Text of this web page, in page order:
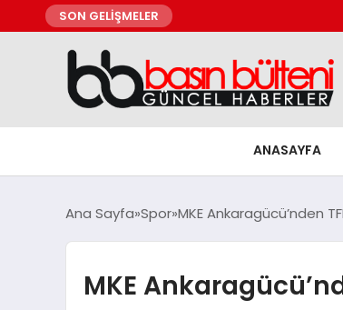
SON GELİŞMELER
ANASAYFA
Ana Sayfa Spor MKE Ankaragücü’nden
MKE